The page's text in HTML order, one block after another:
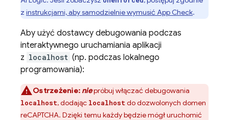
z instrukcjami, aby samodzielnie wymusić App Check.
Aby użyć dostawcy debugowania podczas
interaktywnego uruchamiania aplikacji
z localhost (np. podczas lokalnego
programowania):
Ostrzeżenie: niepróbuj włączać debugowania
localhost, dodając localhost do dozwolonych domen
reCAPTCHA. Dzięki temu każdy będzie mógł uruchomić